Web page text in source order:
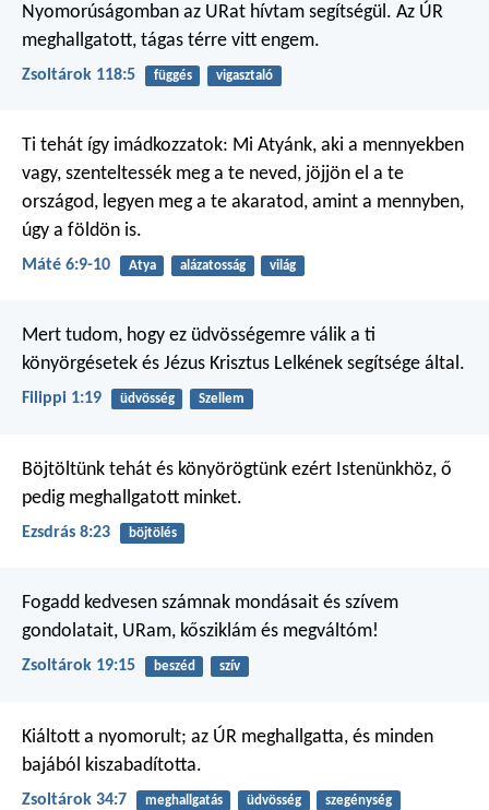
Nyomorúságomban az URat hívtam segítségül. Az ÚR
meghallgatott, tágas térre vitt engem.
Zsoltárok 118:5 függés vigasztaló
Ti tehát így imádkozzatok: Mi Atyánk, aki a mennyekben
vagy, szenteltessék meg a te neved, jöjjön el a te
országod, legyen meg a te akaratod, amint a mennyben,
úgy a földön is.
Máté 6:9-10 Atya alázatosság világ
Mert tudom, hogy ez üdvösségemre válik a ti
könyörgésetek és Jézus Krisztus Lelkének segítsége által.
Filippi 1:19 üdvösség Szellem
Böjtöltünk tehát és könyörögtünk ezért Istenünkhöz, ő
pedig meghallgatott minket.
Ezsdrás 8:23 böjtölés
Fogadd kedvesen számnak mondásait és szívem
gondolatait, URam, kősziklám és megváltóm!
Zsoltárok 19:15 beszéd szív
Kiáltott a nyomorult; az ÚR meghallgatta, és minden
bajából kiszabadította.
Zsoltárok 34:7 meghallgatás üdvösség szegénység